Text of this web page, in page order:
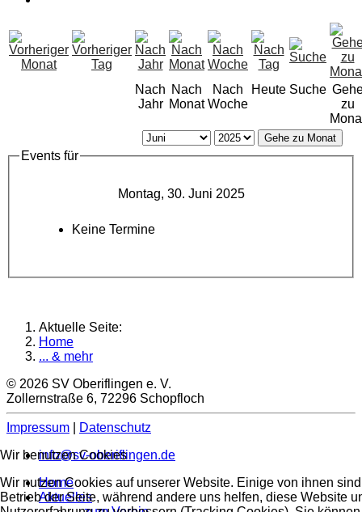
Nach
Jahr
Nach
Monat
Nach
Woche
Heute Suche
zu
Gehe zu Monat
Events für
Montag, 30. Juni 2025
Keine Termine
Aktuelle Seite:
Home
... & mehr
© 2026 SV Oberiflingen e. V.
Zollernstraße 6, 72296 Schopfloch
Impressum
Datenschutz
info@sv-oberiflingen.de
Home
Aktuelles
Wir benutzen Cookies
Wir nutzen Cookies auf unserer Website. Einige von ihnen
Betrieb der Seite, während andere uns helfen, diese Website